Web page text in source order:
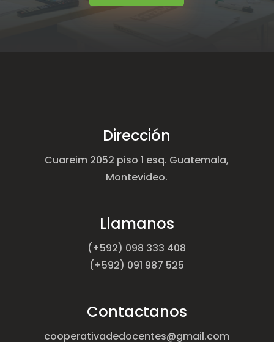
Dirección
Cuareim 2052 piso 1 esq. Guatemala,
Montevideo.
Llamanos
(+592) 098 333 408
(+592) 091 987 525
Contactanos
cooperativadedocentes@gmail.com